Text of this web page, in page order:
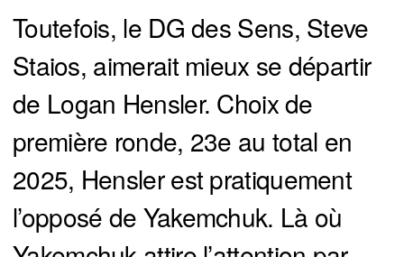
Toutefois, le DG des Sens, Steve
Staios, aimerait mieux se départir
de Logan Hensler. Choix de
première ronde, 23e au total en
2025, Hensler est pratiquement
l’opposé de Yakemchuk. Là où